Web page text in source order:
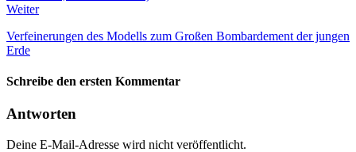
Weiter
Verfeinerungen des Modells zum Großen Bombardement der jungen
Erde
Schreibe den ersten Kommentar
Antworten
Deine E-Mail-Adresse wird nicht veröffentlicht.